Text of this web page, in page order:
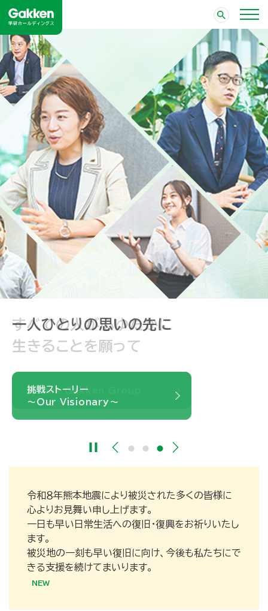
学研グループは
2026年4月1日に
すべての人が心ゆたかに
生きることを願って
About Gakken Group
一人ひとりの思いの先に
挑戦ストーリー
～Our Visionary～
令和８年熊本地震により被災された多くの皆様に
心よりお見舞い申し上げます。
一日も早い日常生活への復旧・復興をお祈りいたし
ます。
被災地の一刻も早い復旧に向け、今後も私たちにで
きる支援を続けてまいります。